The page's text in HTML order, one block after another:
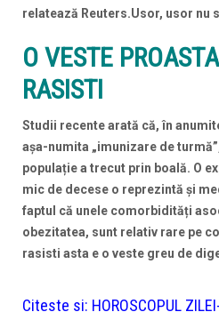
relatează Reuters.Usor, usor nu
O VESTE
RASISTI
Studii recente arată că, în
așa-numita „imunizare de
populație a trecut prin boală. O
mic de decese o reprezintă și
faptul că unele comorbidități
obezitatea, sunt relativ rare pe
rasisti asta e o veste greu de
Citeste si: HOROSCOPUL